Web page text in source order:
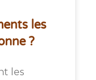
les
?
les